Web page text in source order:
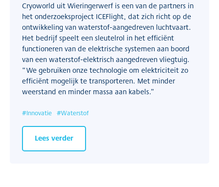
Cryoworld uit Wieringerwerf is een van de partners in
het onderzoeksproject ICEFlight, dat zich richt op de
ontwikkeling van waterstof-aangedreven luchtvaart.
Het bedrijf speelt een sleutelrol in het efficiënt
functioneren van de elektrische systemen aan boord
van een waterstof-elektrisch aangedreven vliegtuig.
“We gebruiken onze technologie om elektriciteit zo
efficiënt mogelijk te transporteren. Met minder
weerstand en minder massa aan kabels.”
#Innovatie #Waterstof
Lees verder